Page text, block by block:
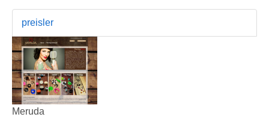
preisler
Meruda